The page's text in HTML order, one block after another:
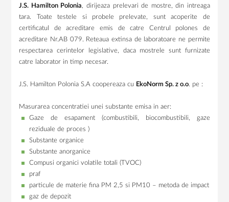
J.S. Hamilton Polonia, dirijeaza prelevari de mostre, din intreaga
tara. Toate testele si probele prelevate, sunt acoperite de
certificatul de acreditare emis de catre Centrul polones de
acreditare Nr.AB 079. Reteaua extinsa de laboratoare ne permite
respectarea cerintelor legislative, daca mostrele sunt furnizate
catre laborator in timp necesar.
J.S. Hamilton Polonia S.A coopereaza cu EkoNorm Sp. z o.o. pe :
Masurarea concentratiei unei substante emisa in aer:
Gaze de esapament (combustibili, biocombustibili, gaze
reziduale de proces )
Substante organice
Substante anorganice
Compusi organici volatile totali (TVOC)
praf
particule de materie fina PM 2,5 si PM10 – metoda de impact
gaz de depozit